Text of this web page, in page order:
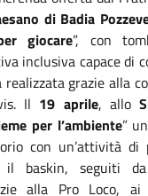
di Badia
giocare”, con
inclusiva capace di
grazie alla
Il 19 aprile, allo
per l’ambiente”
con un’attività di
il baskin, seguiti
alla Pro Loco,